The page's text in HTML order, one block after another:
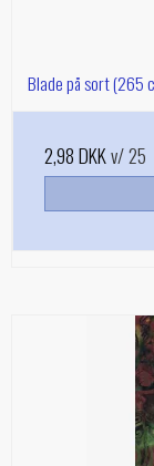
Blade på sort (265
2,98 DKKv/ 25